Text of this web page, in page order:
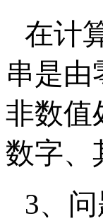
在计
串是由
非数值
数字、
3、问